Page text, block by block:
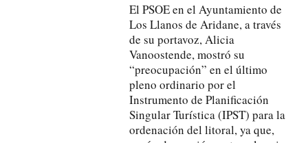
El PSOE en el Ayuntamiento de
Los Llanos de Aridane, a través
de su portavoz, Alicia
Vanoostende, mostró su
“preocupación” en el último
pleno ordinario por el
Instrumento de Planificación
Singular Turística (IPST) para la
ordenación del litoral, ya que,